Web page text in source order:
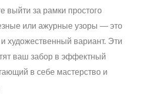
выйти за рамки простого
или ажурные узоры — это
художественный вариант. Эти
ваш забор в эффектный
в себе мастерство и